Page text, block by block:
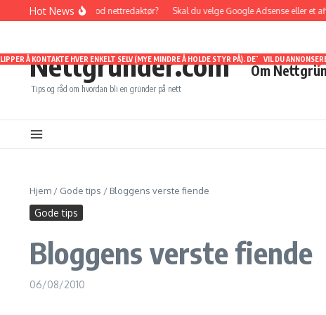
Gå til innhold
Hot News
Hvordan bli en god nettredaktør? Skal du velge Google Adsense eller et
Nettgründer.com
Tips og råd om hvordan bli en gründer på nett
Om
NISJER. SELV OM JEG ER RELATIVT FERSK SOM NETTGRUNDER, HAR
BÅDE POSITIVT OG NEGATIVT REPRESENTERT. JEG VIL OGSÅ HOLDE DERE
HVER ENKELT SELV (MYE MINDRE Å HOLDE STYR PÅ). DETVIL DU
Hjem / Gode tips / Bloggens verste fiende
Gode tips
Bloggens verste fiende
06/08/2010